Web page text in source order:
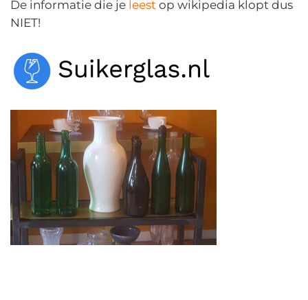
De informatie die je leest op wikipedia klopt dus
NIET!